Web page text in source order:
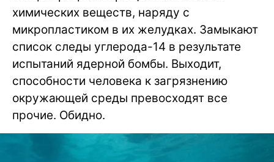
химических веществ, наряду с
микропластиком в их желудках. Замыкают
список следы углерода-14 в результате
испытаний ядерной бомбы. Выходит,
способности человека к загрязнению
окружающей среды превосходят все
прочие. Обидно.